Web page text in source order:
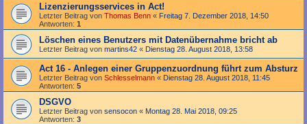
Lizenzierungsservices in Act!
Letzter Beitrag von Thomas Benn « Freitag 7. Dezember 2018, 14:50
Antworten: 1
Löschen eines Benutzers mit Datenübernahme bricht ab
Letzter Beitrag von martins42 « Dienstag 28. August 2018, 13:58
Act 16 - Anlegen einer Gruppenzuordnung führt zum Absturz
Letzter Beitrag von Schlesselmann « Dienstag 28. August 2018, 11:45
Antworten: 5
DSGVO
Letzter Beitrag von sensocon « Montag 28. Mai 2018, 09:25
Antworten: 3